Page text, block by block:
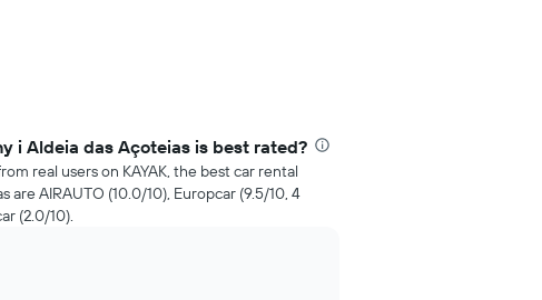
i Aldeia das Açoteias is best rated?
real users on KAYAK, the best car rental
are AIRAUTO (10.0/10), Europcar (9.5/10, 4
(2.0/10).